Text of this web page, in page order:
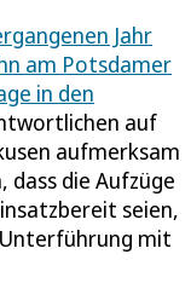
Jahr
am Potsdamer
in den
auf
aufmerksam
dass die Aufzüge
seien,
mit